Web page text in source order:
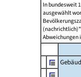
In bundesweit
ausgewählt
Abweichungen